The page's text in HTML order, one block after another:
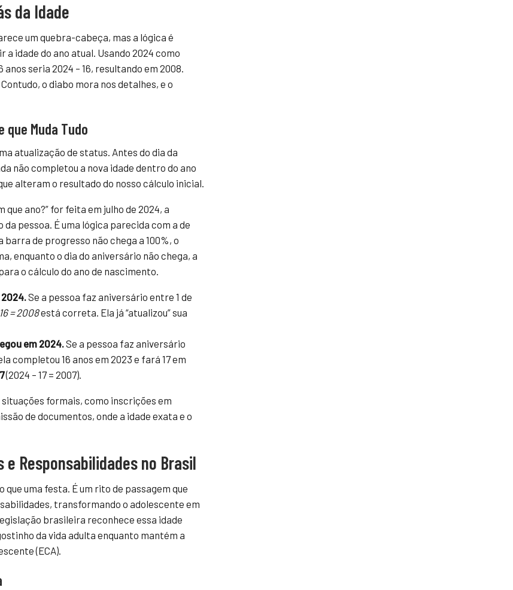
da Idade
um quebra-cabeça, mas a lógica é
idade do ano atual. Usando 2024 como
seria 2024 – 16, resultando em 2008.
o diabo mora nos detalhes, e o
que Muda Tudo
atualização de status. Antes do dia da
não completou a nova idade dentro do ano
alteram o resultado do nosso cálculo inicial.
que ano?” for feita em julho de 2024, a
pessoa. É uma lógica parecida com a de
de progresso não chega a 100%, o
enquanto o dia do aniversário não chega, a
o cálculo do ano de nascimento.
2024.Se a pessoa faz aniversário entre 1 de
= 2008está correta. Ela já “atualizou” sua
em 2024.Se a pessoa faz aniversário
completou 16 anos em 2023 e fará 17 em
(2024 – 17 = 2007).
formais, como inscrições em
de documentos, onde a idade exata e o
e Responsabilidades no Brasil
uma festa. É um rito de passagem que
transformando o adolescente em
brasileira reconhece essa idade
da vida adulta enquanto mantém a
(ECA).